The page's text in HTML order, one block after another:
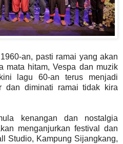
an, pasti ramai yang akan
mata hitam, Vespa dan muzik
lagu 60-an terus menjadi
dan diminati ramai tidak kira
kenangan dan nostalgia
menganjurkan festival dan
Studio, Kampung Sijangkang,